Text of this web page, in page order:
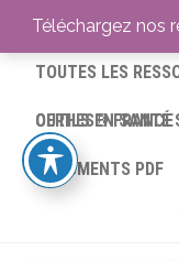
ACCUEIL
TOUTES LES
CERHES® FRANCE
OUTILS EN SANTÉ
DOCUMENTS PDF
Téléchargez nos